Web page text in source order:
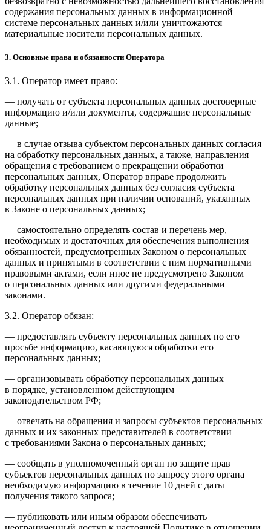
содержания персональных данных в информационной
системе персональных данных и/или уничтожаются
материальные носители персональных данных.
3. Основные права и обязанности Оператора
3.1. Оператор имеет право:
— получать от субъекта персональных данных достоверные
информацию и/или документы, содержащие персональные
данные;
— в случае отзыва субъектом персональных данных согласия
на обработку персональных данных, а также, направления
обращения с требованием о прекращении обработки
персональных данных, Оператор вправе продолжить
обработку персональных данных без согласия субъекта
персональных данных при наличии оснований, указанных
в Законе о персональных данных;
— самостоятельно определять состав и перечень мер,
необходимых и достаточных для обеспечения выполнения
обязанностей, предусмотренных Законом о персональных
данных и принятыми в соответствии с ним нормативными
правовыми актами, если иное не предусмотрено Законом
о персональных данных или другими федеральными
законами.
3.2. Оператор обязан:
— предоставлять субъекту персональных данных по его
просьбе информацию, касающуюся обработки его
персональных данных;
— организовывать обработку персональных данных
в порядке, установленном действующим
законодательством РФ;
— отвечать на обращения и запросы субъектов персональных
данных и их законных представителей в соответствии
с требованиями Закона о персональных данных;
— сообщать в уполномоченный орган по защите прав
субъектов персональных данных по запросу этого органа
необходимую информацию в течение 10 дней с даты
получения такого запроса;
— публиковать или иным образом обеспечивать